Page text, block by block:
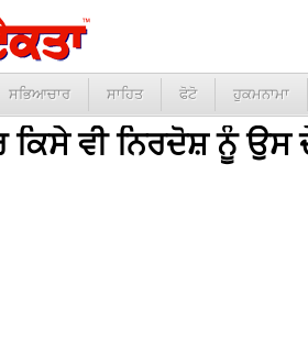
ਸਭਿਆਚਾਰ ਸਾਹਿਤ ਫੋਟੋ ਹੁਕਮਨਾਮਾ
ਕਿਸੇ ਵੀ ਨਿਰਦੋਸ਼ ਨੂੰ ਉਸ